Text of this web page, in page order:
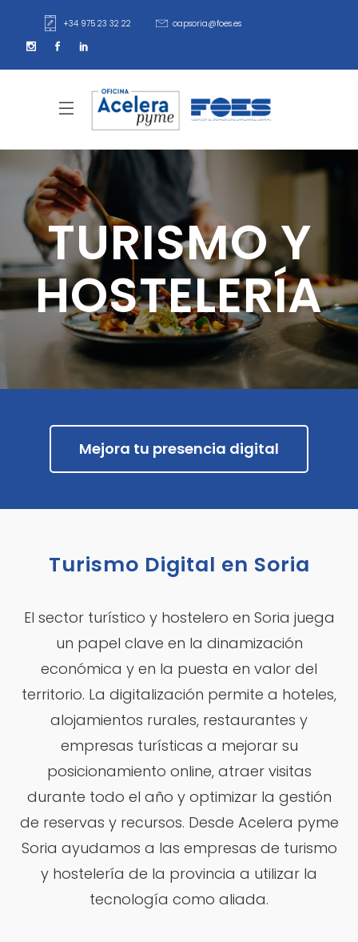
+34 975 23 32 22 oapsoria@foes.es
TURISMO Y
HOSTELERÍA
Mejora tu presencia digital
Turismo Digital en Soria
El sector turístico y hostelero en Soria juega
un papel clave en la dinamización
económica y en la puesta en valor del
territorio. La digitalización permite a hoteles,
alojamientos rurales, restaurantes y
empresas turísticas a mejorar su
posicionamiento online, atraer visitas
durante todo el año y optimizar la gestión
de reservas y recursos. Desde Acelera pyme
Soria ayudamos a las empresas de turismo
y hostelería de la provincia a utilizar la
tecnología como aliada.